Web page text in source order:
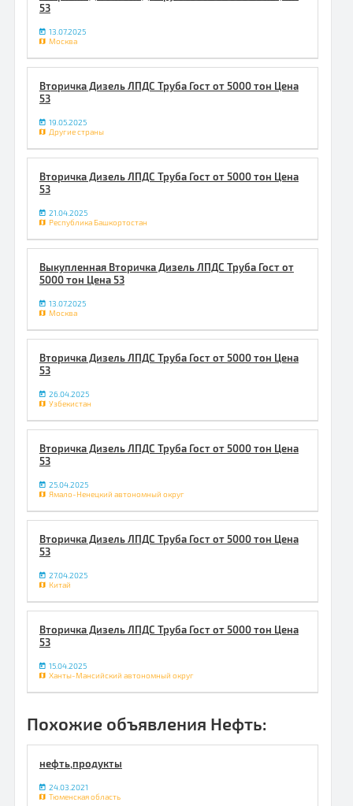
53
13.07.2025
Москва
Вторичка Дизель ЛПДС Труба Гост от 5000 тон Цена
53
19.05.2025
Другие страны
Вторичка Дизель ЛПДС Труба Гост от 5000 тон Цена
53
21.04.2025
Республика Башкортостан
Выкупленная Вторичка Дизель ЛПДС Труба Гост от
5000 тон Цена 53
13.07.2025
Москва
Вторичка Дизель ЛПДС Труба Гост от 5000 тон Цена
53
26.04.2025
Узбекистан
Вторичка Дизель ЛПДС Труба Гост от 5000 тон Цена
53
25.04.2025
Ямало-Ненецкий автономный округ
Вторичка Дизель ЛПДС Труба Гост от 5000 тон Цена
53
27.04.2025
Китай
Вторичка Дизель ЛПДС Труба Гост от 5000 тон Цена
53
15.04.2025
Ханты-Мансийский автономный округ
Похожие объявления Нефть:
нефть,продукты
24.03.2021
Тюменская область